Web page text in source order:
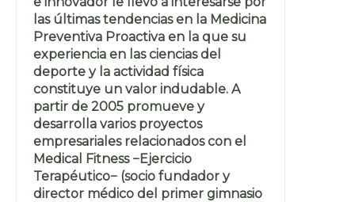
las últimas tendencias en la Medicina
Preventiva Proactiva en la que su
experiencia en las ciencias del
deporte y la actividad física
constituye un valor indudable. A
partir de 2005 promueve y
desarrolla varios proyectos
empresariales relacionados con el
Medical Fitness −Ejercicio
Terapéutico− (socio fundador y
director médico del primer gimnasio